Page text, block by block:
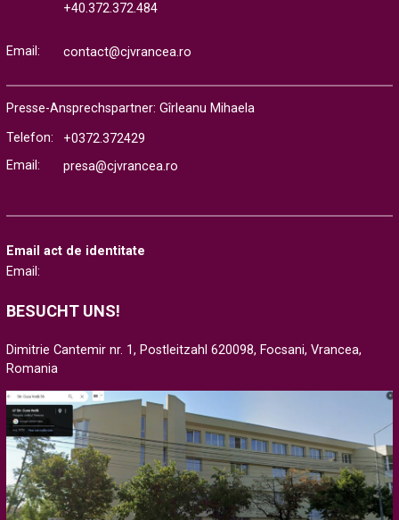
+40.372.372.484
Email: contact@cjvrancea.ro
Presse-Ansprechspartner: Gîrleanu Mihaela
Telefon:
+0372.372429
Email:
presa@cjvrancea.ro
Email act de identitate
Email:
BESUCHT UNS!
Dimitrie Cantemir nr. 1, Postleitzahl 620098, Focsani, Vrancea,
Romania